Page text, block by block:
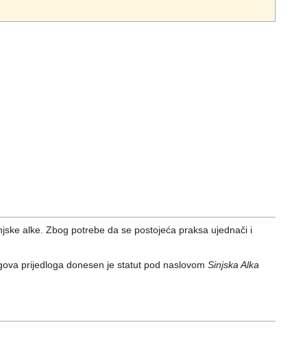
alke. Zbog potrebe da se postojeća praksa ujednači i
prijedloga donesen je statut pod naslovom Sinjska Alka